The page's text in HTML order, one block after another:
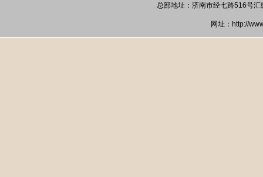
总部地址：济南市经七路516号
网址：http://